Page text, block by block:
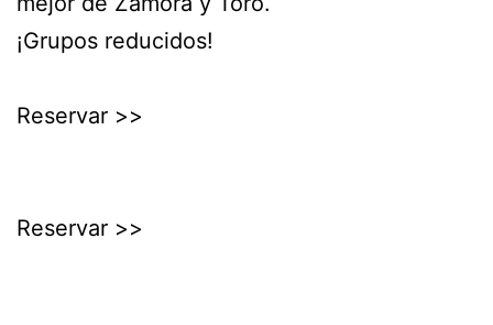
¡Grupos reducidos!
Reservar >>
Reservar >>